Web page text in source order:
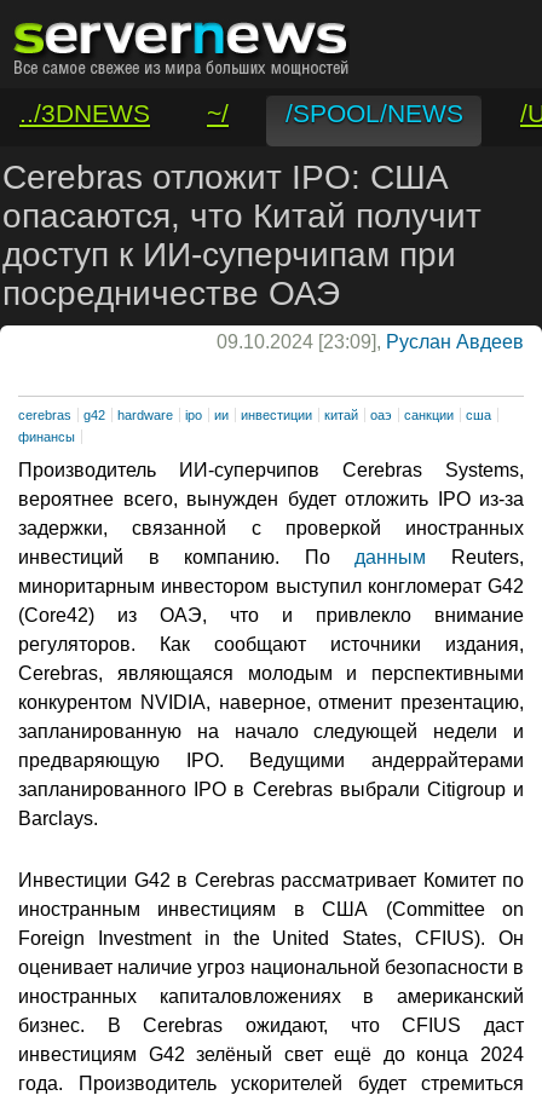
../3DNEWS ~/ /SPOOL/NEWS
/
/VAR/CONTACT
Cerebras отложит IPO: США
опасаются, что Китай получит
доступ к ИИ-суперчипам при
посредничестве ОАЭ
09.10.2024 [23:09], Руслан Авдеев
cerebras g42 hardware ipo ии инвестиции китай оаэ санкции
сша
финансы
Производитель ИИ-суперчипов Cerebras Systems,
вероятнее всего, вынужден будет отложить IPO из-за
задержки, связанной с проверкой иностранных
инвестиций в компанию. По данным Reuters,
миноритарным инвестором выступил конгломерат G42
(Core42) из ОАЭ, что и привлекло внимание
регуляторов. Как сообщают источники издания,
Cerebras, являющаяся молодым и перспективными
конкурентом NVIDIA, наверное, отменит презентацию,
запланированную на начало следующей недели и
предваряющую IPO. Ведущими андеррайтерами
запланированного IPO в Cerebras выбрали Citigroup и
Barclays.
Инвестиции G42 в Cerebras рассматривает Комитет по
иностранным инвестициям в США (Committee on
Foreign Investment in the United States, CFIUS). Он
оценивает наличие угроз национальной безопасности в
иностранных капиталовложениях в американский
бизнес. В Cerebras ожидают, что CFIUS даст
инвестициям G42 зелёный свет ещё до конца 2024
года. Производитель ускорителей будет стремиться